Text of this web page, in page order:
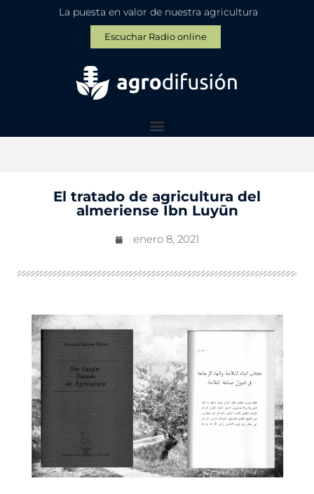
La puesta en valor de nuestra agricultura
Escuchar Radio online
El tratado de agricultura del
almeriense Ibn Luyūn
enero 8, 2021